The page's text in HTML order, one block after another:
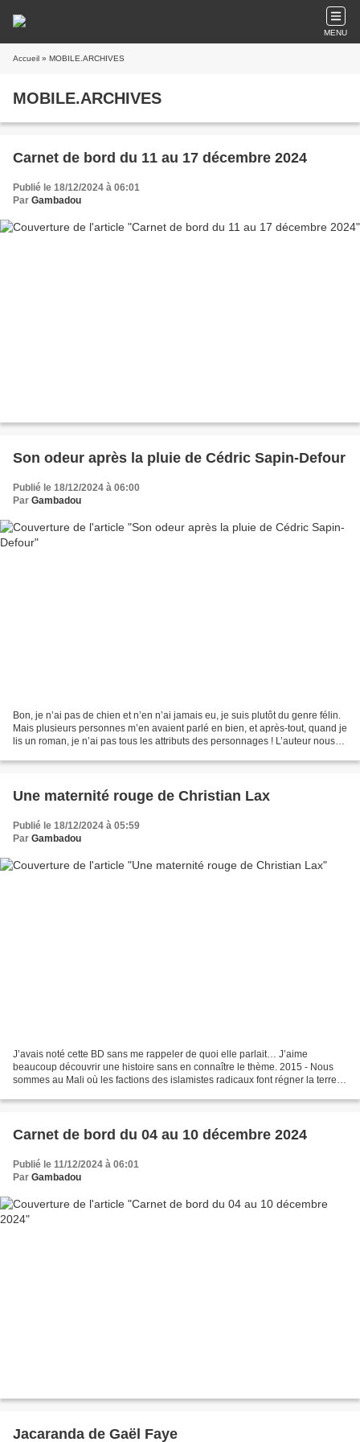
MENU
Accueil » MOBILE.ARCHIVES
MOBILE.ARCHIVES
Carnet de bord du 11 au 17 décembre 2024
Publié le 18/12/2024 à 06:01
Par Gambadou
Son odeur après la pluie de Cédric Sapin-Defour
Publié le 18/12/2024 à 06:00
Par Gambadou
Bon, je n’ai pas de chien et n’en n’ai jamais eu, je suis plutôt du genre félin.
Mais plusieurs personnes m’en avaient parlé en bien, et après-tout, quand je
lis un roman, je n’ai pas tous les attributs des personnages ! L’auteur nous
Une maternité rouge de Christian Lax
Publié le 18/12/2024 à 05:59
Par Gambadou
J’avais noté cette BD sans me rappeler de quoi elle parlait… J’aime
beaucoup découvrir une histoire sans en connaître le thème. 2015 - Nous
sommes au Mali où les factions des islamistes radicaux font régner la terreur
Carnet de bord du 04 au 10 décembre 2024
Publié le 11/12/2024 à 06:01
Par Gambadou
Jacaranda de Gaël Faye